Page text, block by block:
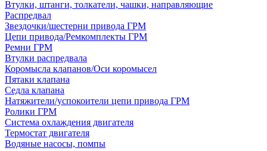
Втулки, штанги, толкатели, чашки, направляющие
Распредвал
Звездочки/шестерни привода ГРМ
Цепи привода/Ремкомплекты ГРМ
Ремни ГРМ
Втулки распредвала
Коромысла клапанов/Оси коромысел
Пятаки клапана
Седла клапана
Натяжители/успокоители цепи привода ГРМ
Ролики ГРМ
Система охлаждения двигателя
Термостат двигателя
Водяные насосы, помпы